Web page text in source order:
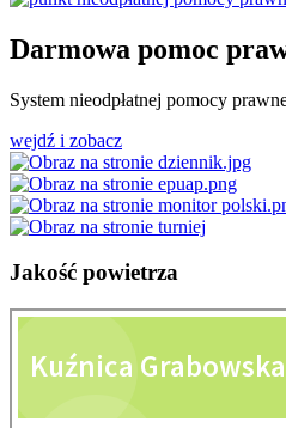
Darmowa pomoc
System nieodpłatnej pomocy
wejdź i zobacz
Jakość powietrza